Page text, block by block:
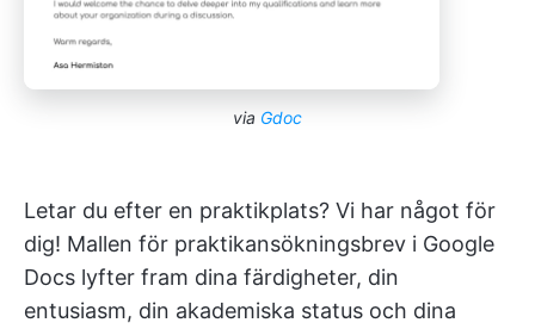
via Gdoc
Letar du efter en praktikplats? Vi har något för
dig! Mallen för praktikansökningsbrev i Google
Docs lyfter fram dina färdigheter, din
entusiasm, din akademiska status och dina